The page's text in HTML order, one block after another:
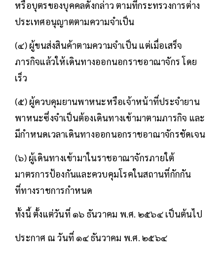
หรือบุตรของบุคคลดังกล่าว ตามที่กระทรวงการต่าง
ประเทศอนุญาตตามความจำเป็น
(๔) ผู้ขนส่งสินค้าตามความจำเป็น แต่เมื่อเสร็จ
ภารกิจแล้วให้เดินทางออกนอกราชอาณาจักร โดย
เร็ว
(๕) ผู้ควบคุมยานพาหนะหรือเจ้าหน้าที่ประจำยาน
พาหนะซึ่งจำเป็นต้องเดินทางเข้ามาตามภารกิจ และ
มีกำหนดเวลาเดินทางออกนอกราชอาณาจักรชัดเจน
(๖) ผู้เดินทางเข้ามาในราชอาณาจักรภายใต้
มาตรการป้องกันและควบคุมโรคในสถานที่กักกัน
ที่ทางราชการกำหนด
ทั้งนี้ ตั้งแต่วันที่ ๑๖ ธันวาคม พ.ศ. ๒๕๖๔ เป็นต้นไป
ประกาศ ณ วันที่ ๑๔ ธันวาคม พ.ศ. ๒๕๖๔